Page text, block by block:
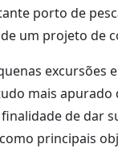
porto de
um projeto de
excursões
mais apurado
de dar
principais